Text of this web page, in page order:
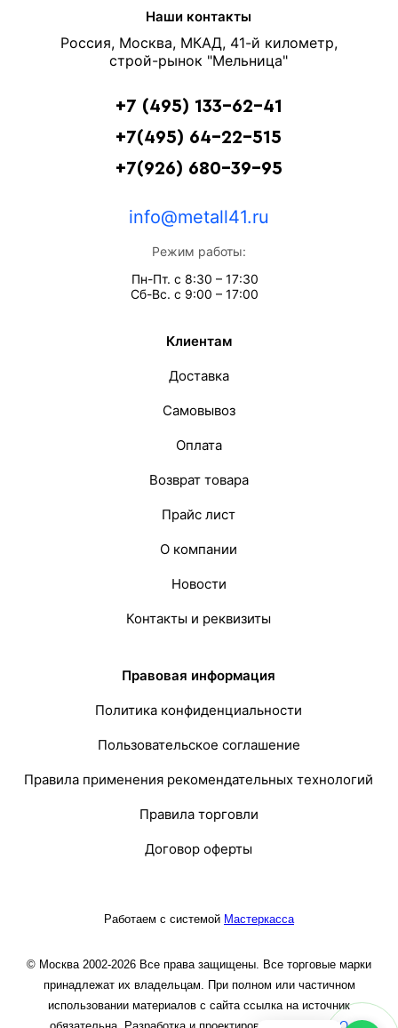
Наши контакты
Россия, Москва, МКАД, 41-й километр,
строй-рынок "Мельница"
+7 (495) 133-62-41
+7(495) 64-22-515
+7(926) 680-39-95
info@metall41.ru
Режим работы:
Пн-Пт. с 8:30 – 17:30
Сб-Вс. с 9:00 – 17:00
Клиентам
Доставка
Самовывоз
Оплата
Возврат товара
Прайс лист
О компании
Новости
Контакты и реквизиты
Правовая информация
Политика конфиденциальности
Пользовательское соглашение
Правила применения рекомендательных технологий
Правила торговли
Договор оферты
Работаем с системой Мастеркасса
© Москва 2002-2026 Все права защищены. Все торговые марки
принадлежат их владельцам. При полном или частичном
использовании материалов с сайта ссылка на источник